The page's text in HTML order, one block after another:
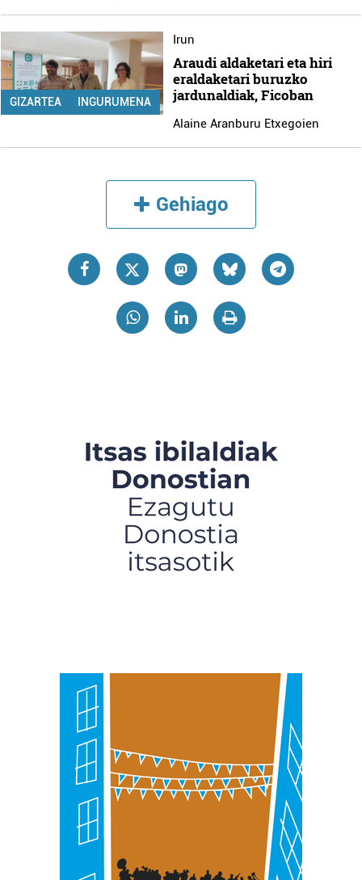
GIZARTEA INGURUMENA
Irun
Araudi aldaketari eta hiri
eraldaketari buruzko
jardunaldiak, Ficoban
Alaine Aranburu Etxegoien
Gehiago